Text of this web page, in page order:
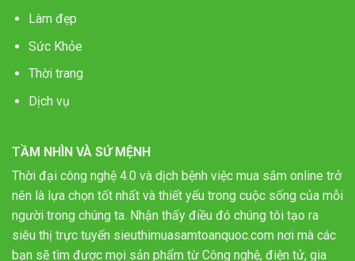
Làm đẹp
Sức Khỏe
Thời trang
Dịch vụ
TẦM NHÌN VÀ SỨ MỆNH
Thời đại công nghệ 4.0 và dịch bệnh việc mua sắm online trở
nên là lựa chọn tốt nhất và thiết yếu trong cuộc sống của mỗi
người trong chúng ta. Nhận thấy điều đó chúng tôi tạo ra
siêu thị trực tuyến sieuthimuasamtoanquoc.com nơi mà các
bạn sẽ tìm được mọi sản phẩm từ Công nghệ, điện tử, gia